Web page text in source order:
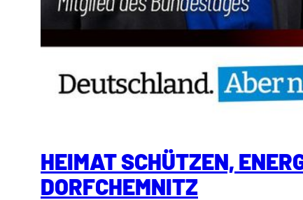
HEIMAT SCHÜTZEN,
DORFCHEMNITZ